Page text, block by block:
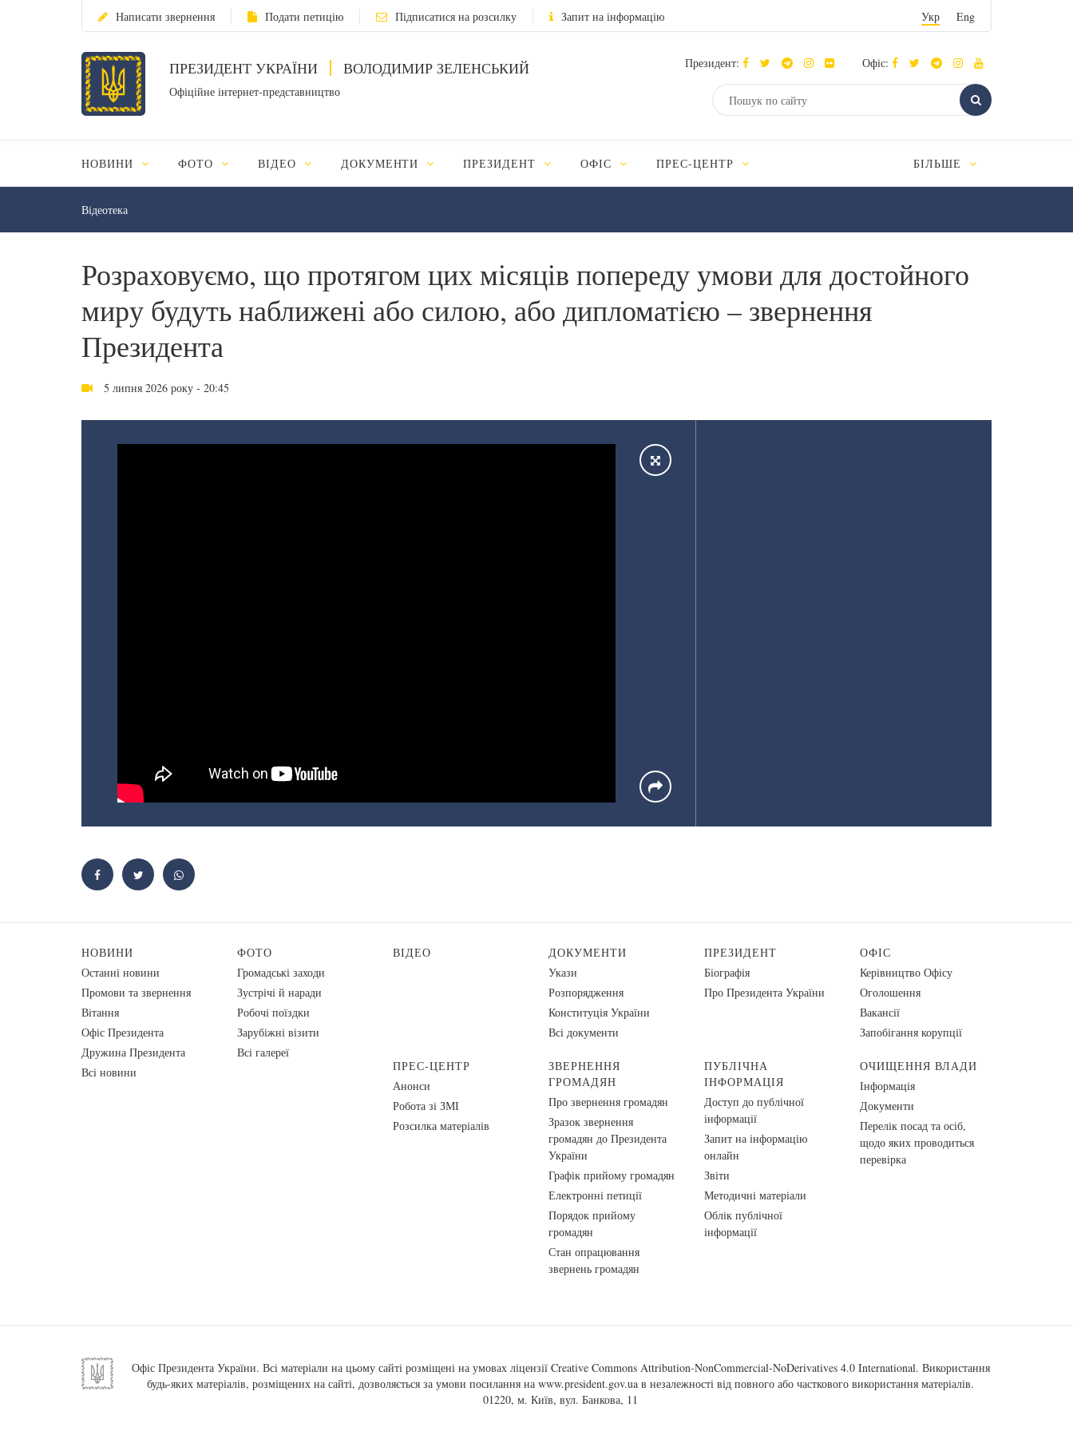
Написати звернення Подати петицію Підписатися на розсилку Запит на інформацію Укр Eng
ПРЕЗИДЕНТ УКРАЇНИ ВОЛОДИМИР ЗЕЛЕНСЬКИЙ
Офіційне інтернет-представництво
Президент: Офіс:
НОВИНИ ФОТО ВІДЕО ДОКУМЕНТИ ПРЕЗИДЕНТ ОФІС ПРЕС-ЦЕНТР БІЛЬШЕ
Відеотека
Розраховуємо, що протягом цих місяців попереду умови для достойного
миру будуть наближені або силою, або дипломатією – звернення
Президента
5 липня 2026 року - 20:45
НОВИНИ
Останні новини
Промови та звернення
Вiтання
Офіс Президента
Дружина Президента
Всі новини
ФОТО
Громадські заходи
Зустрічі й наради
Робочі поїздки
Зарубіжні візити
Всі галереї
ВІДЕО
ДОКУМЕНТИ
Укази
Розпорядження
Конституція України
Всі документи
ПРЕЗИДЕНТ
Біографія
Про Президента України
ОФІС
Керівництво Офісу
Оголошення
Вакансії
Запобігання корупції
ПРЕС-ЦЕНТР
Анонси
Робота зі ЗМІ
Розсилка матеріалів
ЗВЕРНЕННЯ
ГРОМАДЯН
Про звернення громадян
Зразок звернення
громадян до Президента
України
Графік прийому громадян
Електронні петиції
Порядок прийому
громадян
Стан опрацювання
звернень громадян
ПУБЛІЧНА
ІНФОРМАЦІЯ
Доступ до публічної
інформації
Запит на інформацію
онлайн
Звіти
Методичні матеріали
Облік публічної
інформації
ОЧИЩЕННЯ ВЛАДИ
Інформація
Документи
Перелік посад та осіб,
щодо яких проводиться
перевірка
Офіс Президента України. Всі матеріали на цьому сайті розміщені на умовах ліцензії Creative Commons Attribution-NonCommercial-NoDerivatives 4.0 International. Використання
будь-яких матеріалів, розміщених на сайті, дозволяється за умови посилання на www.president.gov.ua в незалежності від повного або часткового використання матеріалів.
01220, м. Київ, вул. Банкова, 11